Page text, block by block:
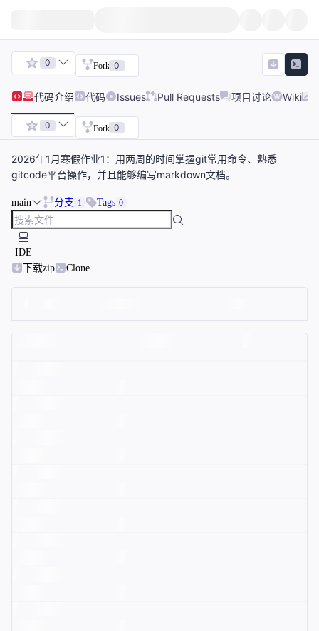
0 Fork 0
代码介绍 代码 Issues Pull Requests 项目讨论 Wiki
0 Fork 0
2026年1月寒假作业1：用两周的时间掌握git常用命令、熟悉
gitcode平台操作，并且能够编写markdown文档。
main 分支 1 Tags 0
IDE
下载zip
Clone